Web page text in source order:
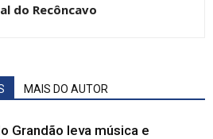
do Recôncavo
MAIS DO AUTOR
Grandão leva música e